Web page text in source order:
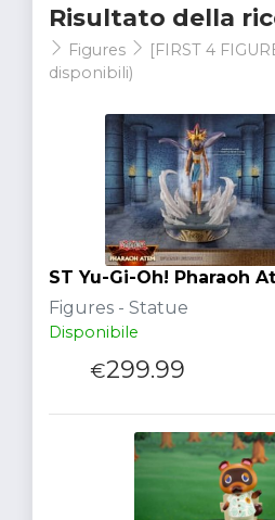
Risultato della
Figures [FIRST 4
disponibili)
ST Yu-Gi-Oh! Pharaoh
Figures - Statue
Disponibile
€299.99